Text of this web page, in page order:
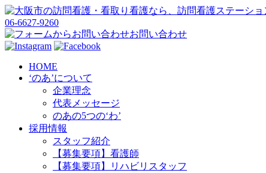
06-6627-9260
お問い合わせ
HOME
‘のあ’について
企業理念
代表メッセージ
のあの5つの‘わ’
採用情報
スタッフ紹介
【募集要項】看護師
【募集要項】リハビリスタッフ